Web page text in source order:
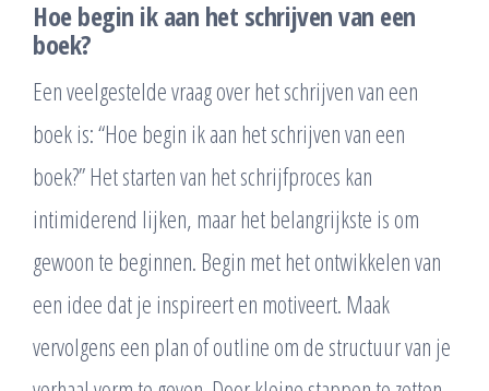
Hoe begin ik aan het schrijven van een
boek?
Een veelgestelde vraag over het schrijven van een
boek is: “Hoe begin ik aan het schrijven van een
boek?” Het starten van het schrijfproces kan
intimiderend lijken, maar het belangrijkste is om
gewoon te beginnen. Begin met het ontwikkelen van
een idee dat je inspireert en motiveert. Maak
vervolgens een plan of outline om de structuur van je